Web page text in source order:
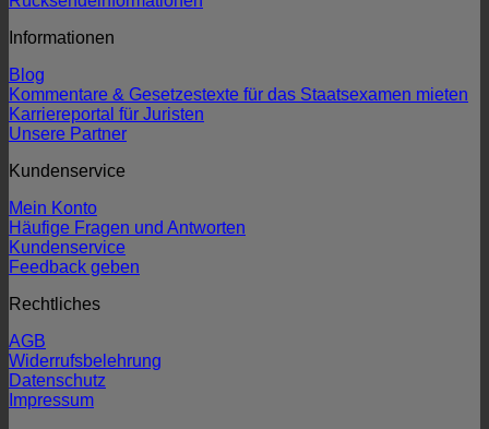
Informationen
Blog
Kommentare & Gesetzestexte für das Staatsexamen mieten
Karriereportal für Juristen
Unsere Partner
Kundenservice
Mein Konto
Häufige Fragen und Antworten
Kundenservice
Feedback geben
Rechtliches
AGB
Widerrufsbelehrung
Datenschutz
Impressum